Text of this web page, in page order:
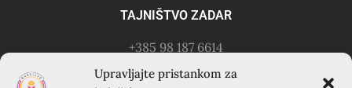
Upravljajte pristankom za
TAJNIŠTVO ZADAR
+385 98 187 6614
Kontakt osoba: Ružica Anušić
– zvati utorkom 18-21h